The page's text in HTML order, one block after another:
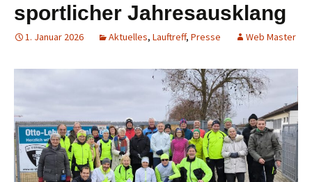
sportlicher Jahresausklang
1. Januar 2026 Aktuelles, Lauftreff, Presse Web Master